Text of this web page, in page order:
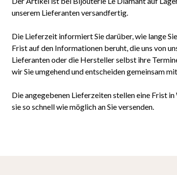
unserem Lieferanten versandfertig.
Die Lieferzeit informiert Sie darüber, wie lange
Frist auf den Informationen beruht, die uns von
Lieferanten oder die Hersteller selbst ihre
wir Sie umgehend und entscheiden gemeinsam
Die angegebenen Lieferzeiten stellen eine Frist
sie so schnell wie möglich an Sie versenden.